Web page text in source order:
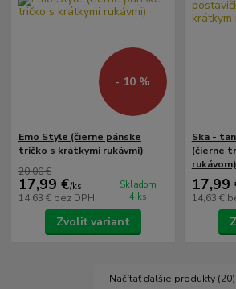
- 10 %
Emo Style (čierne pánske
tričko s krátkymi rukávmi)
20,00 €
17,99 €/ks
14,63 € bez DPH
Skladom
4 ks
Zvoliť variant
Ska -
(čierne
rukávom)
17,99
14,63 €
Načítať ďalšie produkty (20)